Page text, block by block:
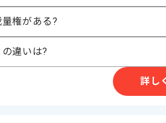
スキルに不安がある方へ
権がある?
違いは?
詳し